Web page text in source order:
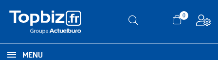
0
MENU